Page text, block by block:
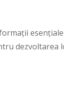
dezvoltarea